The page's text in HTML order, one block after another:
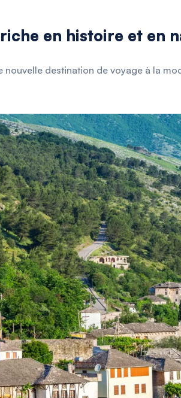
en histoire et en
nouvelle destination de voyage à la